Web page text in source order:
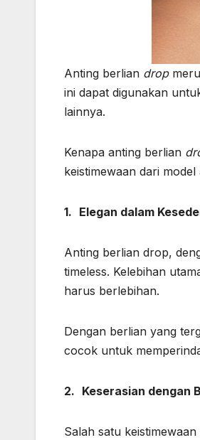
Anting berlian drop
ini dapat digunakan
lainnya.
Kenapa anting berlian
keistimewaan dari
1. Elegan dalam
Anting berlian drop,
timeless. Kelebihan
harus berlebihan.
Dengan berlian yang
cocok untuk
2. Keserasian dengan
Salah satu